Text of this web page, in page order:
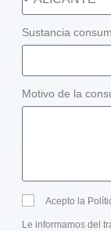
Sustancia
Motivo de la
Acepto la
Le informamos del